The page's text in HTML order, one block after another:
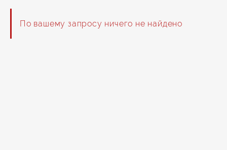
По вашему запросу ничего не найдено